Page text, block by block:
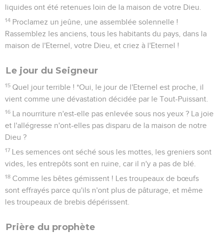
liquides ont été retenues loin de la maison de votre Dieu.
14 Proclamez un jeûne, une assemblée solennelle !
Rassemblez les anciens, tous les habitants du pays, dans la
maison de l'Eternel, votre Dieu, et criez à l'Eternel !
Le jour du Seigneur
15 Quel jour terrible ! *Oui, le jour de l'Eternel est proche, il
vient comme une dévastation décidée par le Tout-Puissant.
16 La nourriture n'est-elle pas enlevée sous nos yeux ? La joie
et l'allégresse n'ont-elles pas disparu de la maison de notre
Dieu ?
17 Les semences ont séché sous les mottes, les greniers sont
vides, les entrepôts sont en ruine, car il n'y a pas de blé.
18 Comme les bêtes gémissent ! Les troupeaux de bœufs
sont effrayés parce qu'ils n'ont plus de pâturage, et même
les troupeaux de brebis dépérissent.
Prière du prophète